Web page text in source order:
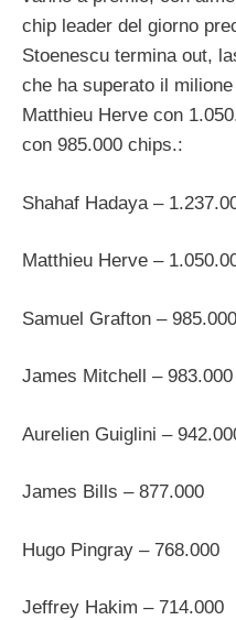
chip leader del giorno
Stoenescu termina out,
che ha superato il
Matthieu Herve con
con 985.000 chips.:
Shahaf Hadaya –
Matthieu Herve –
Samuel Grafton – 985.000
James Mitchell – 983.000
Aurelien Guiglini –
James Bills – 877.000
Hugo Pingray – 768.000
Jeffrey Hakim – 714.000